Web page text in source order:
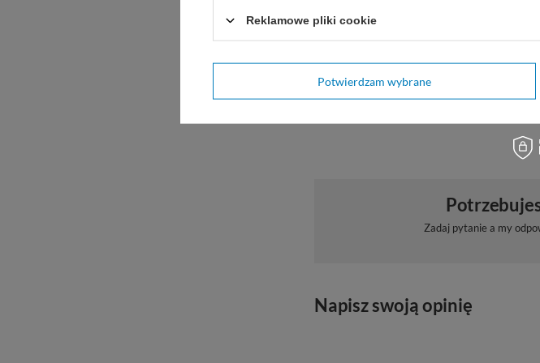
leczenie stanów patologicznych
Zadaj pytanie a my
Napisz swoją opinię
Reklamowe pliki cookie
Potwierdzam wybrane